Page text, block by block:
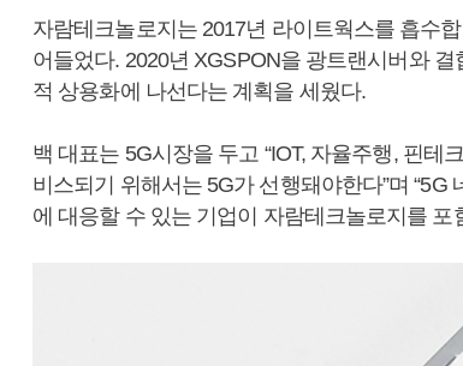
자람테크놀로지는 2017년 라이트웍스를 흡수
어들었다. 2020년 XGSPON을 광트랜시버와
적 상용화에 나선다는 계획을 세웠다.
백 대표는 5G시장을 두고 “IOT, 자율주행, 핀테
비스되기 위해서는 5G가 선행돼야한다”며
에 대응할 수 있는 기업이 자람테크놀로지를 포